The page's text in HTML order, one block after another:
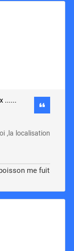
......
,la localisation
me fuit